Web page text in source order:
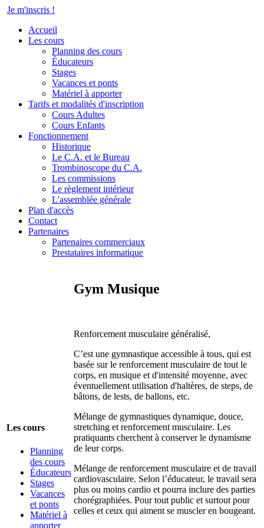
Je m'inscris !
Accueil
Les cours
Planning des cours
Éducateurs
Stages
Vacances et ponts
Matériel à apporter
Tarifs et modalités d'inscription
Cours Adultes
Cours Enfants
Fonctionnement
Historique
Le C.A. et le Bureau
Trombinoscope du C.A.
Les commissions
Le règlement intérieur
L'assemblée générale
Plan d'accès
Contact
Partenaires
Partenaires commerciaux
Prestataires informatique
Les cours
Planning
des cours
Éducateurs
Stages
Vacances
et ponts
Matériel à
apporter
Gym Musique
Renforcement musculaire généralisé,
C’est une gymnastique accessible à tous, qui est
basée sur le renforcement musculaire de tout le
corps, en musique et d'intensité moyenne, avec
éventuellement utilisation d'haltères, de steps, de
bâtons, de lests, de ballons, etc.
Mélange de gymnastiques dynamique, douce,
stretching et renforcement musculaire. Les
pratiquants cherchent à conserver le dynamisme
de leur corps.
Mélange de renforcement musculaire et de travail
cardiovasculaire. Selon l’éducateur, le travail sera
plus ou moins cardio et pourra inclure des parties
chorégraphiées. Pour tout public et surtout pour
celles et ceux qui aiment se muscler en bougeant.